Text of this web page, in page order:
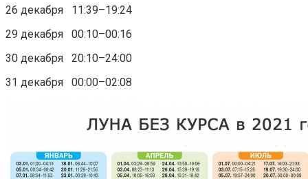
26 декабря 11:39–19:24
29 декабря 00:10–00:16
30 декабря 20:10–24:00
31 декабря 00:00–02:08